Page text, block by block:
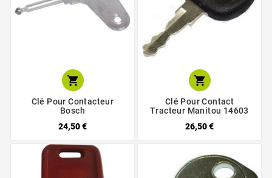

Clé Pour Contacteur
Bosch
24,50 €

Clé Pour Contact
Tracteur Manitou 14603
26,50 €